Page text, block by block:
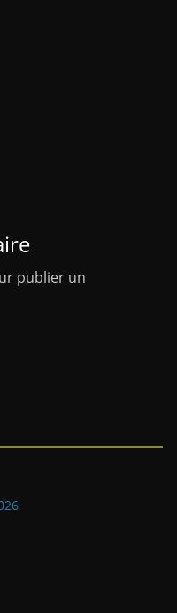
publier un